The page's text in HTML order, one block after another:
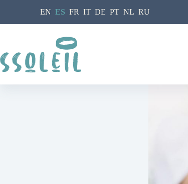
EN ES FR IT DE PT NL RU